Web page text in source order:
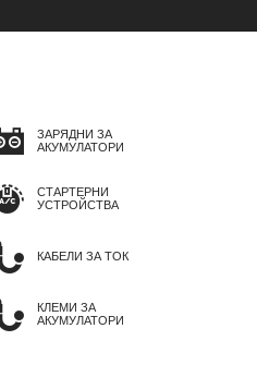
ЗАРЯДНИ ЗА
АКУМУЛАТОРИ
СТАРТЕРНИ
УСТРОЙСТВА
КАБЕЛИ ЗА ТОК
КЛЕМИ ЗА
АКУМУЛАТОРИ